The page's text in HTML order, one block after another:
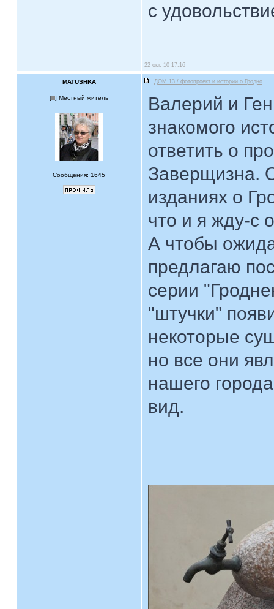
с
22 окт, 10 17:16
MATUSHKA ДОМ 13 / фотопроект и истории о Гродно
[ ] Местный житель
Сообщения: 1645
Валерий и
знакомого
ответить о
Заверщизна.
изданиях о
что и я жду-с
А чтобы
предлагаю
серии
"штучки"
некоторые
но все они
нашего
вид.